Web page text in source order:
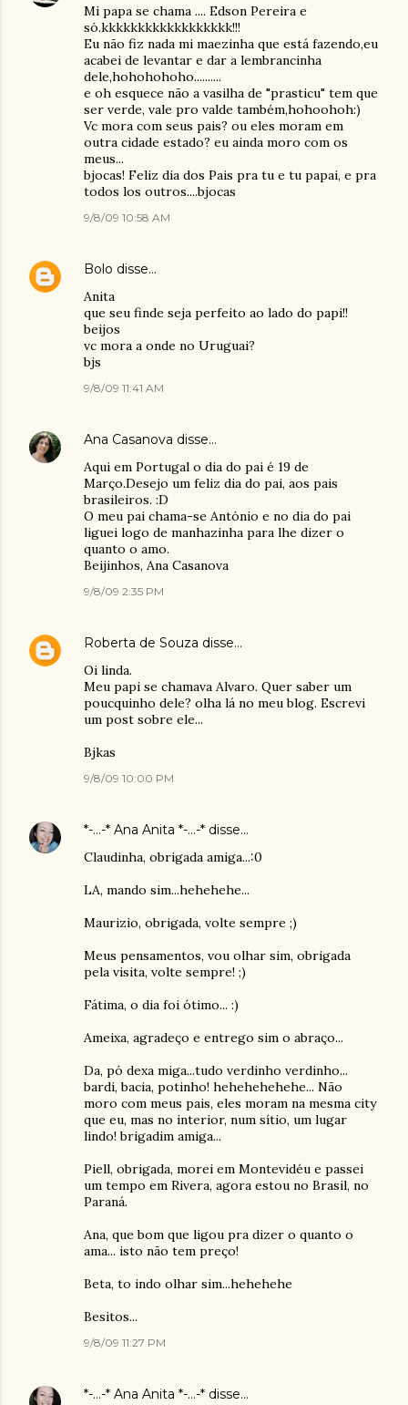
Mi papa se chama .... Edson Pereira e
só.kkkkkkkkkkkkkkkkkk!!!
Eu não fiz nada mi maezinha que está fazendo,eu
acabei de levantar e dar a lembrancinha
dele,hohohohoho..........
e oh esquece não a vasilha de "prasticu" tem que
ser verde, vale pro valde também,hohoohoh:)
Vc mora com seus pais? ou eles moram em
outra cidade estado? eu ainda moro com os
meus...
bjocas! Feliz dia dos Pais pra tu e tu papai, e pra
todos los outros....bjocas
9/8/09 10:58 AM
Bolo disse…
Anita
que seu finde seja perfeito ao lado do papi!!
beijos
vc mora a onde no Uruguai?
bjs
9/8/09 11:41 AM
Ana Casanova disse…
Aqui em Portugal o dia do pai é 19 de
Março.Desejo um feliz dia do pai, aos pais
brasileiros. :D
O meu pai chama-se António e no dia do pai
liguei logo de manhazinha para lhe dizer o
quanto o amo.
Beijinhos, Ana Casanova
9/8/09 2:35 PM
Roberta de Souza disse…
Oi linda.
Meu papi se chamava Alvaro. Quer saber um
poucquinho dele? olha lá no meu blog. Escrevi
um post sobre ele...
Bjkas
9/8/09 10:00 PM
*-...-* Ana Anita *-...-* disse…
Claudinha, obrigada amiga...:0
LA, mando sim...hehehehe...
Maurizio, obrigada, volte sempre ;)
Meus pensamentos, vou olhar sim, obrigada
pela visita, volte sempre! ;)
Fátima, o dia foi ótimo... :)
Ameixa, agradeço e entrego sim o abraço...
Da, pó dexa miga...tudo verdinho verdinho...
bardi, bacia, potinho! hehehehehehe... Não
moro com meus pais, eles moram na mesma city
que eu, mas no interior, num sítio, um lugar
lindo! brigadim amiga...
Piell, obrigada, morei em Montevidéu e passei
um tempo em Rivera, agora estou no Brasil, no
Paraná.
Ana, que bom que ligou pra dizer o quanto o
ama... isto não tem preço!
Beta, to indo olhar sim...hehehehe
Besitos...
9/8/09 11:27 PM
*-...-* Ana Anita *-...-* disse…